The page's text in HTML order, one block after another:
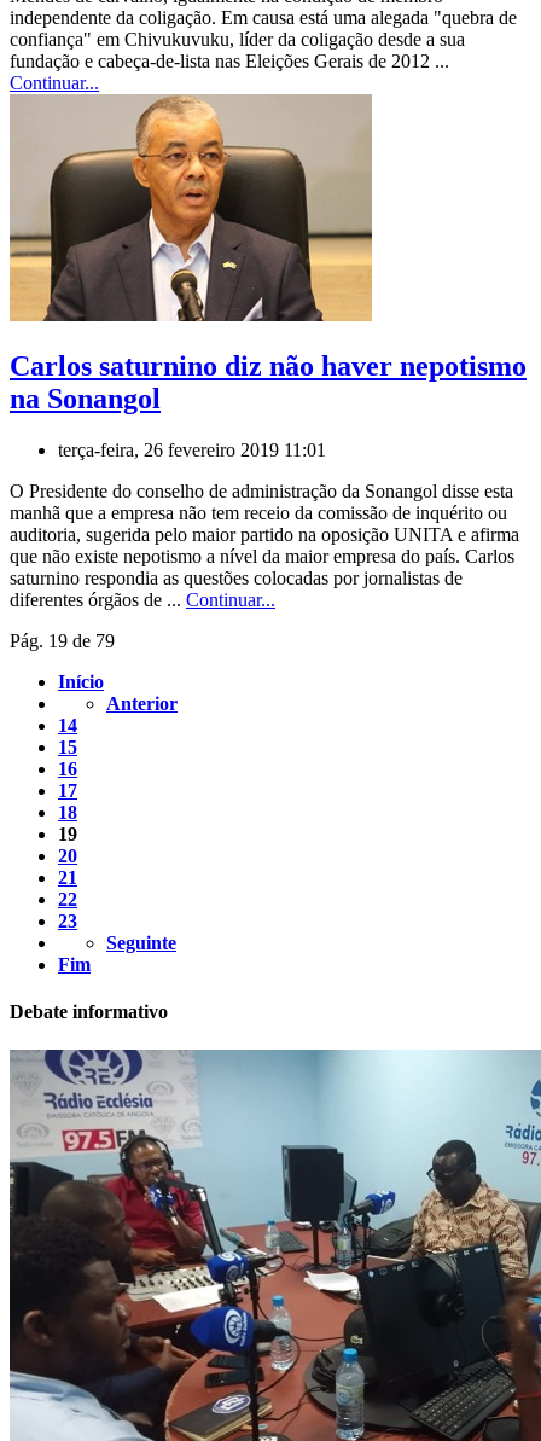
independente da coligação. Em causa está uma alegada "quebra de
confiança" em Chivukuvuku, líder da coligação desde a sua
fundação e cabeça-de-lista nas Eleições Gerais de 2012 ...
Continuar...
Carlos saturnino diz não haver nepotismo
na Sonangol
terça-feira, 26 fevereiro 2019 11:01
O Presidente do conselho de administração da Sonangol disse esta
manhã que a empresa não tem receio da comissão de inquérito ou
auditoria, sugerida pelo maior partido na oposição UNITA e afirma
que não existe nepotismo a nível da maior empresa do país. Carlos
saturnino respondia as questões colocadas por jornalistas de
diferentes órgãos de ... Continuar...
Pág. 19 de 79
Início
Anterior
14
15
16
17
18
19
20
21
22
23
Seguinte
Fim
Debate informativo